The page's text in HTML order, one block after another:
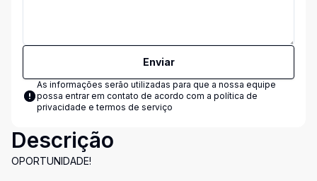
Enviar
As informações serão utilizadas para que a nossa equipe
possa entrar em contato de acordo com a política de
privacidade e termos de serviço
Descrição
OPORTUNIDADE!